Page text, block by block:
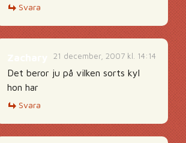
Svara
21 december, 2007 kl. 14:14
Det beror ju på vilken sorts kyl
hon har
Svara